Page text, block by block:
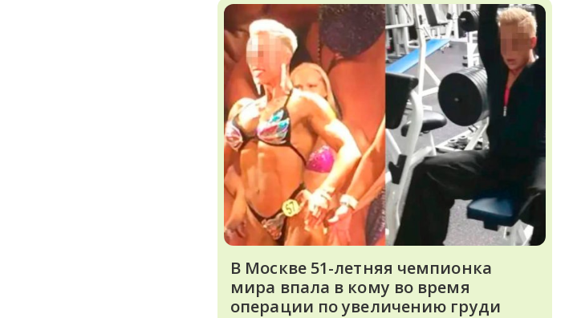
В Москве 51-летняя чемпионка
мира впала в кому во время
операции по увеличению груди